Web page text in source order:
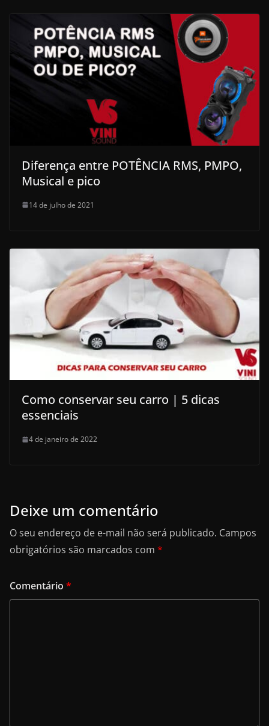
Diferença entre POTÊNCIA RMS, PMPO,
Musical e pico
14 de julho de 2021
Como conservar seu carro | 5 dicas
essenciais
4 de janeiro de 2022
Deixe um comentário
O seu endereço de e-mail não será publicado. Campos
obrigatórios são marcados com *
Comentário *